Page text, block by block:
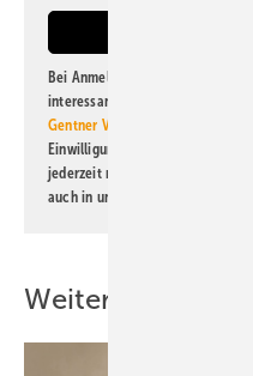
Bei Anmeldung zu diesem
interessante Verlags- und
Gentner Verlag GmbH & Co. KG
Einwilligung kann ich jederzeit
jederzeit möglich. Informationen
auch in unserer
Weitere Inhalte